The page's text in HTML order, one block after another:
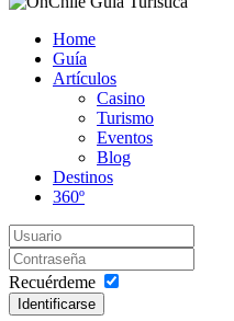
Home
Guía
Artículos
Casino
Turismo
Eventos
Blog
Destinos
360º
Recuérdeme
Identificarse